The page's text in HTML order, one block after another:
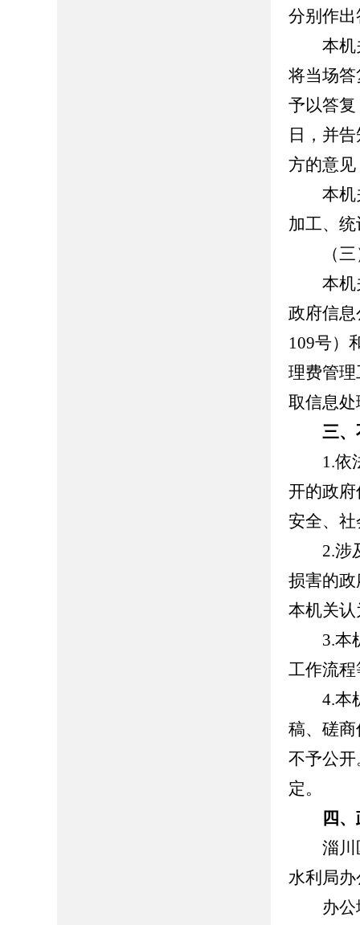
分别作
本机关
将当场
予以答
日，并
方的意
本机关
加工、
（三
本机关
政府信
109号）
理费管
取信息
三
1.依法
开的政
安全、
2.涉及
损害的
本机关
3.本机
工作流
4.本机
稿、磋
不予公
定。
四
淄川区
水利局
办公地